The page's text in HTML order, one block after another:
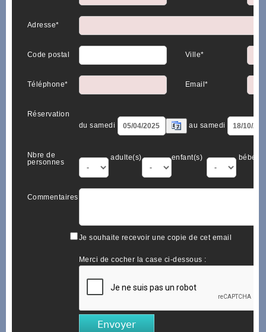
Adresse*
Code postal Ville*
Téléphone* Email*
Réservation
du samedi
au samedi
Nbre de
personnes
adulte(s) enfant(s) bébé(s)
Commentaires
Je souhaite recevoir une copie de cet email
Merci de cocher la case ci-dessous :